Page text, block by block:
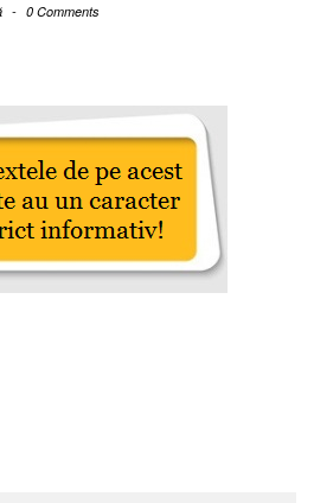
- 0 Comments